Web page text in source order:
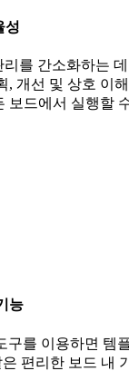
성
를 간소화하는
, 개선 및 상호 이
보드에서 실행할
능
구를 이용하면 템
편리한 보드 내